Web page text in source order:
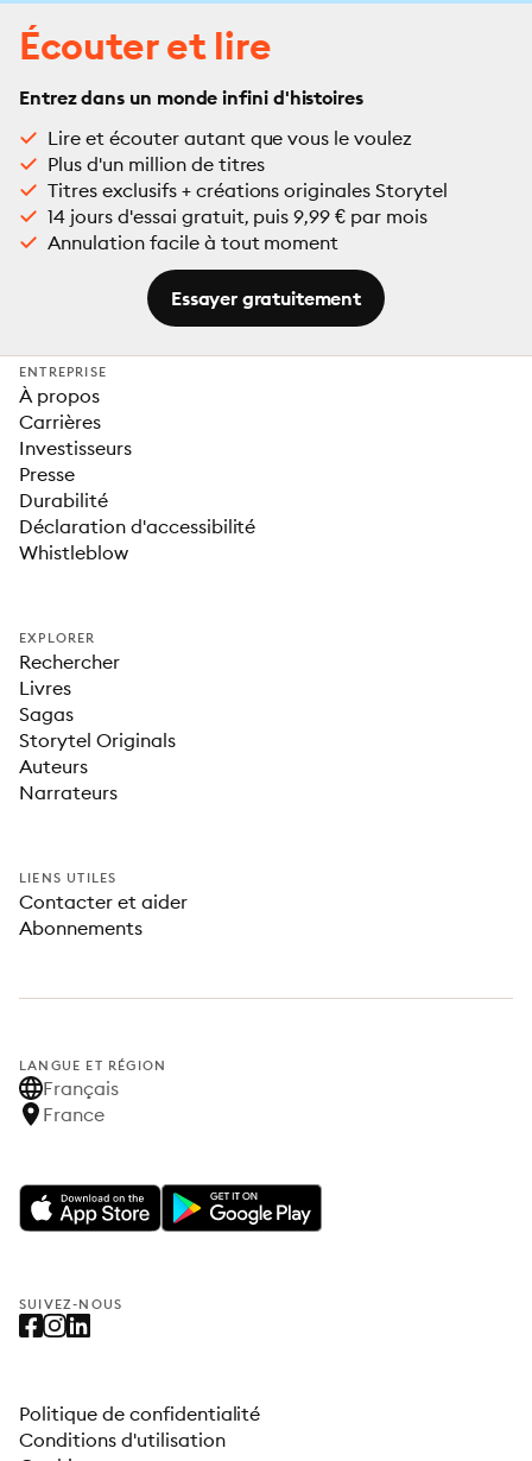
Écouter et lire
Entrez dans un monde infini d'histoires
Lire et écouter autant que vous le voulez
Plus d'un million de titres
Titres exclusifs + créations originales Storytel
14 jours d'essai gratuit, puis 9,99 € par mois
Annulation facile à tout moment
Essayer gratuitement
ENTREPRISE
À propos
Carrières
Investisseurs
Presse
Durabilité
Déclaration d'accessibilité
Whistleblow
EXPLORER
Rechercher
Livres
Sagas
Storytel Originals
Auteurs
Narrateurs
LIENS UTILES
Contacter et aider
Abonnements
LANGUE ET RÉGION
Français
France
SUIVEZ-NOUS
Politique de confidentialité
Conditions d'utilisation